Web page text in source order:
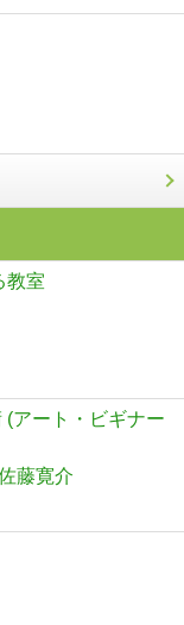
教室
(アート・ビギナー
藤寛介